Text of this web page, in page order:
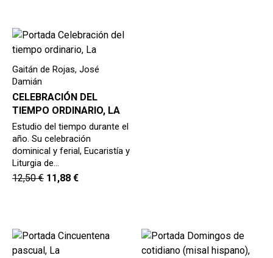
Gaitán de Rojas, José
Damián
CELEBRACIÓN DEL
TIEMPO ORDINARIO, LA
Estudio del tiempo durante el
año. Su celebración
dominical y ferial, Eucaristía y
Liturgia de…
12,50€ 11,88 €